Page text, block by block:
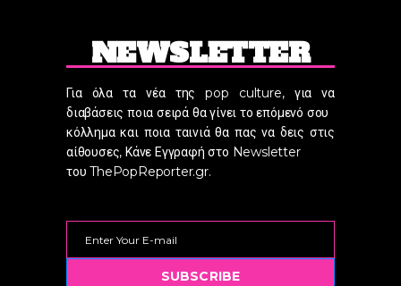
NEWSLETTER
Για όλα τα νέα της pop culture, για να
διαβάσεις ποια σειρά θα γίνει το επόμενό σου
κόλλημα και ποια ταινιά θα πας να δεις στις
αίθουσες, Κάνε Εγγραφή στο Newsletter
του ThePopReporter.gr.
SUBSCRIBE